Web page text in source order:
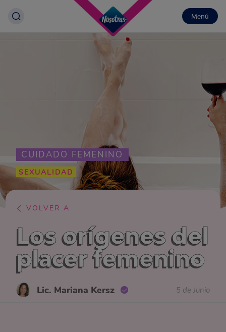
Menú
CUIDADO FEMENINO
SEXUALIDAD
VOLVER A
Los orígenes del
placer femenino
Lic. Mariana Kersz 5 de Junio